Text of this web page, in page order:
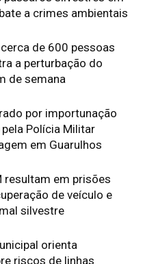
a crimes ambientais
de 600 pessoas
a perturbação do
de semana
por importunação
Polícia Militar
em Guarulhos
resultam em prisões
de veículo e
silvestre
orienta
riscos de linhas